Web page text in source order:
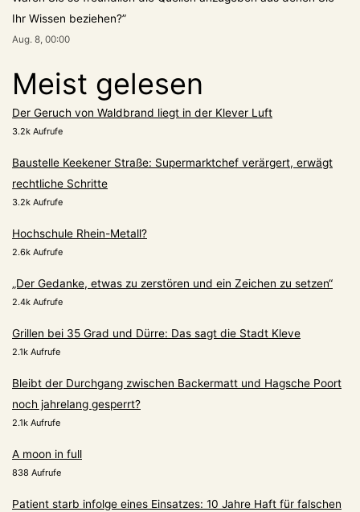
Ihr Wissen beziehen?”
Aug. 8, 00:00
Meist gelesen
Der Geruch von Waldbrand liegt in der Klever Luft
3.2k Aufrufe
Baustelle Keekener Straße: Supermarktchef verärgert, erwägt
rechtliche Schritte
3.2k Aufrufe
Hochschule Rhein-Metall?
2.6k Aufrufe
„Der Gedanke, etwas zu zerstören und ein Zeichen zu setzen“
2.4k Aufrufe
Grillen bei 35 Grad und Dürre: Das sagt die Stadt Kleve
2.1k Aufrufe
Bleibt der Durchgang zwischen Backermatt und Hagsche Poort
noch jahrelang gesperrt?
2.1k Aufrufe
A moon in full
838 Aufrufe
Patient starb infolge eines Einsatzes: 10 Jahre Haft für falschen